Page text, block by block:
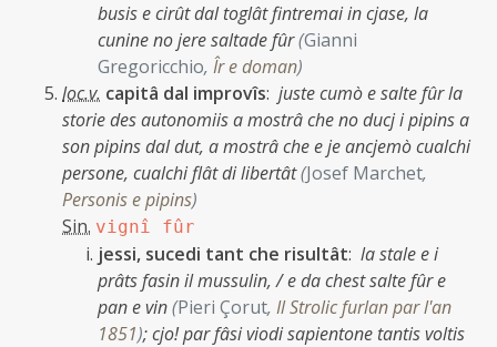
busis e cirût dal toglât fintremai in cjase, la
cunine no jere saltade fûr(Gianni
Gregoricchio, Îr e doman)
loc.v. capitâ dal improvîs: juste cumò e salte fûr la
storie des autonomiis a mostrâ che no ducj i pipins a
son pipins dal dut, a mostrâ che e je ancjemò cualchi
persone, cualchi flât di libertât(Josef Marchet,
Personis e pipins)
Sin. vignî fûr
jessi, sucedi tant che risultât: la stale e i
prâts fasin il mussulin, / e da chest salte fûr e
pan e vin(Pieri Çorut, Il Strolic furlan par l'an
1851);cjo! par fâsi viodi sapientone tantis voltis